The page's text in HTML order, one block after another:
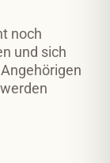
noch
und sich